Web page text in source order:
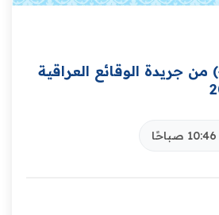
صدر العدد (4863) من جريدة الوقائع العراقية